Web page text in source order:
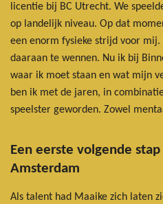
licentie bij BC Utrecht. We
op landelijk niveau. Op dat
een enorm fysieke strijd voor
daaraan te wennen. Nu ik bij
waar ik moet staan en wat mijn
ben ik met de jaren, in
speelster geworden. Zowel
Een eerste volgende
Amsterdam
Als talent had Maaike zich laten